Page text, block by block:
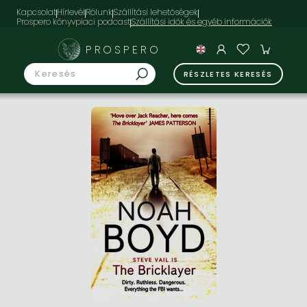
KapcsolatHírlevélRólunkSzállítási lehetőségek
Prospero könyvpiaci podcast
PROSPERO
RÉSZLETES KERESÉS